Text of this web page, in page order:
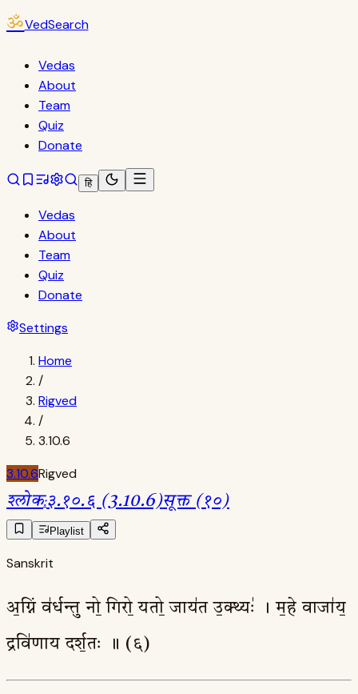
ॐVedSearch
Vedas
About
Team
Quiz
Donate
हि
Vedas
About
Team
Quiz
Donate
Settings
Home
/
Rigved
/
3.10.6
3.10.6Rigved
श्लोक:३.१०.६ (3.10.6)सूक्त (१०)
Playlist
Sanskrit
अ॒ग्निं व॑र्धन्तु नो॒ गिरो॒ यतो॒ जाय॑त उ॒क्थ्यः॑ । म॒हे वाजा॑य॒
द्रवि॑णाय दर्श॒तः ॥ (६)